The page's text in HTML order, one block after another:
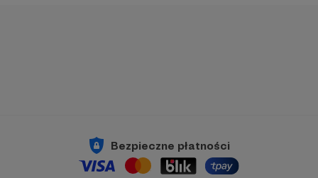
Bezpieczne płatności